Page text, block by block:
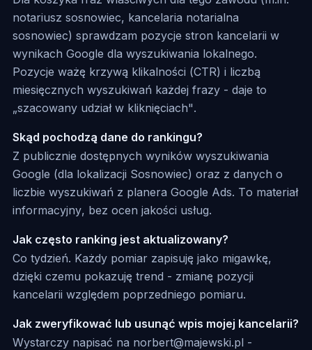
notariusz sosnowiec, kancelaria notarialna
sosnowiec) sprawdzam pozycje stron kancelarii w
wynikach Google dla wyszukiwania lokalnego.
Pozycje ważę krzywą klikalności (CTR) i liczbą
miesięcznych wyszukiwań każdej frazy - daje to
„szacowany udział w kliknięciach".
Skąd pochodzą dane do rankingu?
Z publicznie dostępnych wyników wyszukiwania
Google (dla lokalizacji Sosnowiec) oraz z danych o
liczbie wyszukiwań z planera Google Ads. To materiał
informacyjny, bez ocen jakości usług.
Jak często ranking jest aktualizowany?
Co tydzień. Każdy pomiar zapisuję jako migawkę,
dzięki czemu pokazuję trend - zmianę pozycji
kancelarii względem poprzedniego pomiaru.
Jak zweryfikować lub usunąć wpis mojej kancelarii?
Wystarczy napisać na norbert@majewski.pl -